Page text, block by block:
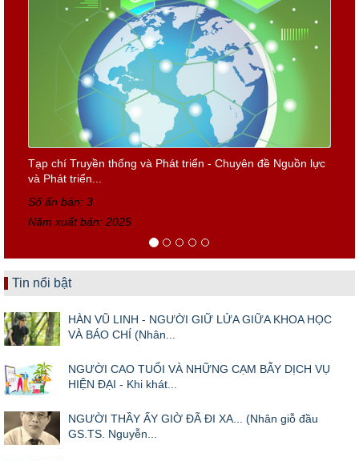
Tạp chí Truyền thống và Phát triển - Chuyên đề Nguồn lực
và Phát triển...
Số ấn bản: 3
Năm xuất bản: 2025
Tin nổi bật
HÀN VŨ LINH - NGƯỜI GIỮ LỬA GIỮA KHOA HỌC
VÀ BÁO CHÍ (Nhân...
NGƯỜI CAO TUỔI VÀ NHỮNG CẠM BẪY DỊCH VỤ
HIỆN ĐẠI - Khi khát...
NGƯỜI THẦY ẤY GIỜ ĐÃ ĐI XA... (Nhân giỗ đầu
GS.TS. Nguyễn...